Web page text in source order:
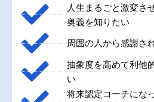
人生まるごと激変さ
奥義を知りたい
周囲の人から感謝さ
抽象度を高めて利他
い
将来認定コーチにな